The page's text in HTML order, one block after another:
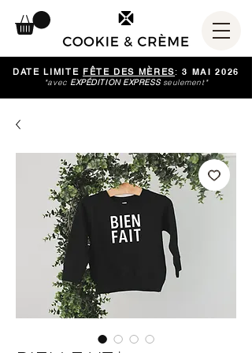
DATE LIMITE FÊTE DES MÈRES:3 MAI 2026
*avecEXPÉDITION EXPRESSseulement*